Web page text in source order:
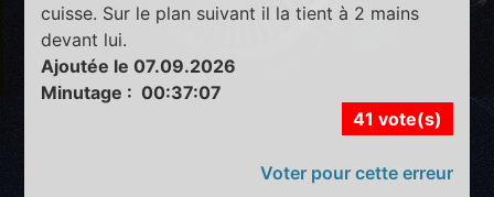
cuisse. Sur le plan suivant il la tient à 2 mains
devant lui.
Ajoutée le 07.09.2026
Minutage : 00:37:07
41 vote(s)
Voter pour cette erreur